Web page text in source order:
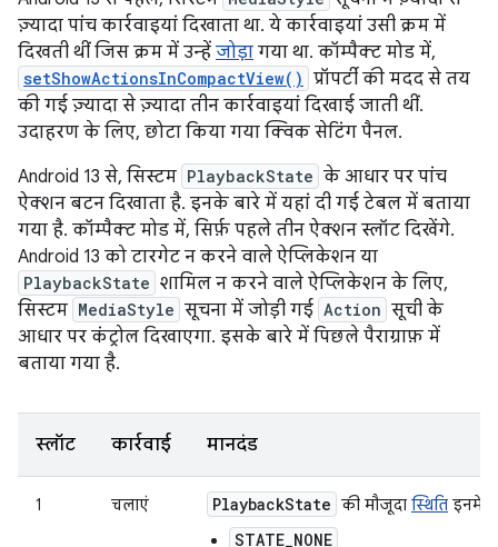
ज़्यादा पांच कार्रवाइयां दिखाता था. ये कार्रवाइयां उसी क्रम में
दिखती थीं जिस क्रम में उन्हें जोड़ा गया था. कॉम्पैक्ट मोड में,
setShowActionsInCompactView() प्रॉपर्टी की मदद से तय
की गई ज़्यादा से ज़्यादा तीन कार्रवाइयां दिखाई जाती थीं.
उदाहरण के लिए, छोटा किया गया क्विक सेटिंग पैनल.
Android 13 से, सिस्टम PlaybackState के आधार पर पांच
ऐक्शन बटन दिखाता है. इनके बारे में यहां दी गई टेबल में बताया
गया है. कॉम्पैक्ट मोड में, सिर्फ़ पहले तीन ऐक्शन स्लॉट दिखेंगे.
Android 13 को टारगेट न करने वाले ऐप्लिकेशन या
PlaybackState शामिल न करने वाले ऐप्लिकेशन के लिए,
सिस्टम MediaStyle सूचना में जोड़ी गई Action सूची के
आधार पर कंट्रोल दिखाएगा. इसके बारे में पिछले पैराग्राफ़ में
बताया गया है.
स्लॉट कार्रवाई मानदंड
1 चलाएं PlaybackState की मौजूदा स्थिति इनमें
STATE_NONE